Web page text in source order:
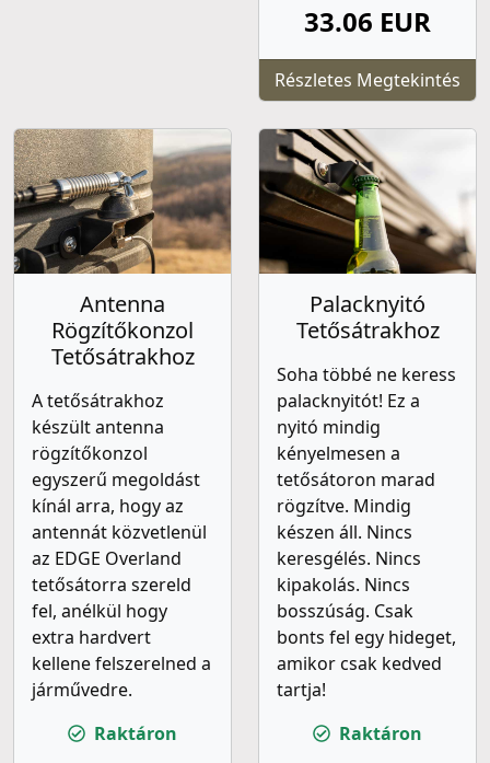
33.06 EUR
Részletes Megtekintés
Antenna
Rögzítőkonzol
Tetősátrakhoz
A tetősátrakhoz
készült antenna
rögzítőkonzol
egyszerű megoldást
kínál arra, hogy az
antennát közvetlenül
az EDGE Overland
tetősátorra szereld
fel, anélkül hogy
extra hardvert
kellene felszerelned a
járművedre.
Raktáron
Palacknyitó
Tetősátrakhoz
Soha többé ne keress
palacknyitót! Ez a
nyitó mindig
kényelmesen a
tetősátoron marad
rögzítve. Mindig
készen áll. Nincs
keresgélés. Nincs
kipakolás. Nincs
bosszúság. Csak
bonts fel egy hideget,
amikor csak kedved
tartja!
Raktáron